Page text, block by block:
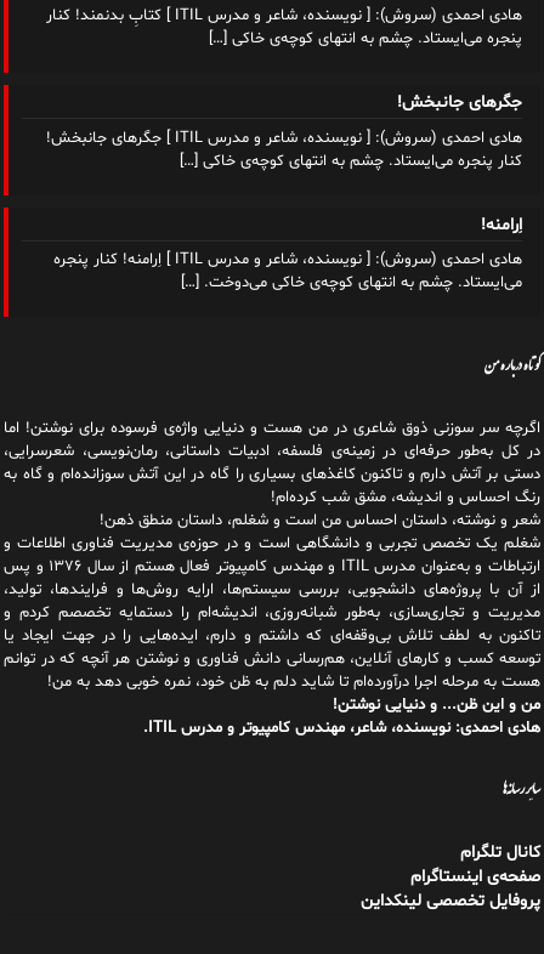
هادی احمدی (سروش): [ نویسنده، شاعر و مدرس ITIL ] کتابِ بدنمند! کنار
پنجره می‌ایستاد. چشم به انتهای کوچه‌ی خاکی […]
جگرهای جانبخش!
هادی احمدی (سروش): [ نویسنده، شاعر و مدرس ITIL ] جگرهای جانبخش!
کنار پنجره می‌ایستاد. چشم به انتهای کوچه‌ی خاکی […]
اِرامنه!
هادی احمدی (سروش): [ نویسنده، شاعر و مدرس ITIL ] اِرامنه! کنار پنجره
می‌ایستاد. چشم به انتهای کوچه‌ی خاکی می‌دوخت. […]
کوتاه درباره من
اگرچه سر سوزنی ذوق شاعری در من هست و دنیایی واژه‌‌ی فرسوده برای نوشتن! اما
در کل به‌طور حرفه‌ای در زمینه‌ی فلسفه، ادبیات داستانی، رمان‌نویسی، شعرسرایی،
دستی بر آتش دارم و تاکنون کاغذهای بسیاری را گاه در این آتش سوزانده‌ام و گاه به
رنگ احساس و اندیشه، مشق شب کرده‌ام!
شعر و نوشته، داستان احساس من است و شغلم، داستان منطق ذهن!
شغلم یک تخصص تجربی و دانشگاهی است و در حوزه‌ی مدیریت فناوری اطلاعات و
ارتباطات و به‌عنوان مدرس ITIL و مهندس کامپیوتر فعال هستم از سال ۱۳۷۶ و پس
از آن با پروژه‌های دانشجویی، بررسی سیستم‌ها، ارایه روش‌ها و فرایندها، تولید،
مدیریت و تجاری‌سازی، به‌طور شبانه‌روزی، اندیشه‌ام را دستمایه تخصصم کردم و
تاکنون به لطف تلاش بی‌وقفه‌ای که داشتم و دارم، اید‌ه‌هایی را در جهت ایجاد یا
توسعه کسب و کارهای آنلاین، هم‌رسانی دانش فناوری و نوشتن هر آنچه که در توانم
هست به مرحله اجرا درآورده‌ام تا شاید دلم به ظن خود، نمره خوبی دهد به من!
من و این ظن... و دنیایی نوشتن!
هادی احمدی: نویسنده، شاعر، مهندس کامپیوتر و مدرس ITIL.
سایر رسانه‌ها
کانال تلگرام
صفحه‌ی اینستاگرام
پروفایل تخصصی لینکداین